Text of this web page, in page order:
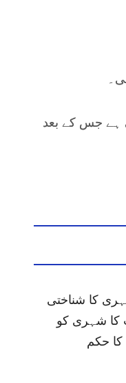
ہے جس کے بعد
کا شناختی
کا شہری کو
حکم